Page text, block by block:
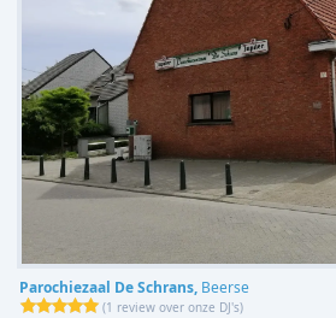
Parochiezaal De Schrans, Beerse
(1 review over onze DJ's)